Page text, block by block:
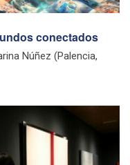
conectados
Núñez (Palencia,